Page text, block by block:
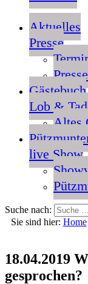
Aktuelles
Presse
Gästebuch
Lob &
Altes
live Show
Suche nach:
Sie sind hier: Home
18.04.2019
gesprochen?